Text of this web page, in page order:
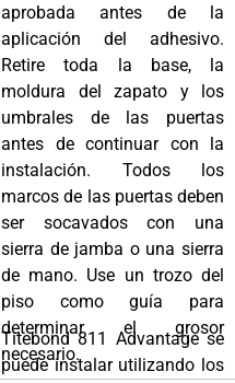
aprobada antes de la
aplicación del adhesivo.
Retire toda la base, la
moldura del zapato y los
umbrales de las puertas
antes de continuar con la
instalación. Todos los
marcos de las puertas deben
ser socavados con una
sierra de jamba o una sierra
de mano. Use un trozo del
piso como guía para
determinar el grosor
necesario.
Titebond 811 Advantage se
puede instalar utilizando los